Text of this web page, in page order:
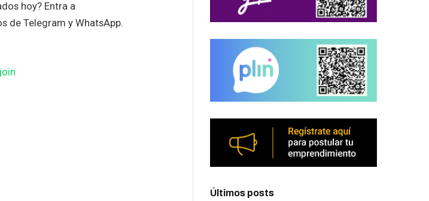
hoy? Entra a
de Telegram y WhatsApp.
Últimos posts